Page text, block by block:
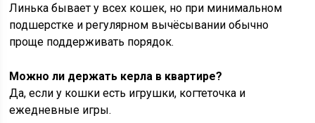
Линька бывает у всех кошек, но при минимальном
подшерстке и регулярном вычёсывании обычно
проще поддерживать порядок.
Можно ли держать керла в квартире?
Да, если у кошки есть игрушки, когтеточка и
ежедневные игры.